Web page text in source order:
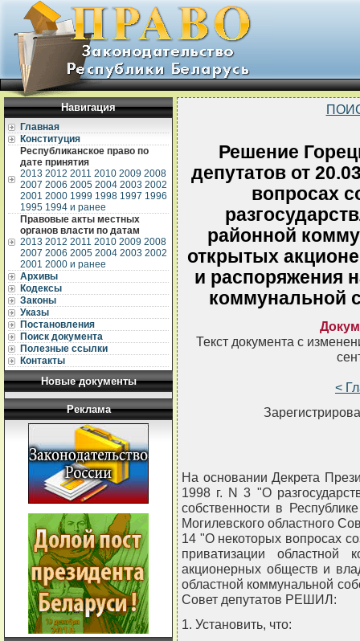
Навигация
Главная
Конституция
Республиканское право по
дате принятия
2013 2012 2011 2010 2009 2008
2007 2006 2005 2004 2003 2002
2001 2000 1999 1998 1997 1996
1995 1994 и ранее
Правовые акты местных
органов власти по датам
2013 2012 2011 2010 2009 2008
2007 2006 2005 2004 2003 2002
2001 2000 и ранее
Архивы
Кодексы
Законы
Указы
Постановления
Поиск документа
Полезные ссылки
Контакты
Новые документы
Реклама
Решение
депутатов от
вопросах
районной
открытых
и распоряжения
коммунальной
Текст документа с
<
На основании Декрета
1998 г. N 3 "О
собственности в
Могилевского областного
14 "О некоторых вопросах
приватизации областной
акционерных обществ и
областной коммунальной
Совет депутатов РЕШИЛ:
1. Установить, что: